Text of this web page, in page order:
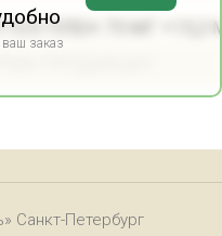
О ПЛЕН 75 МГ +15,2
Санкт-Петербург
заказ